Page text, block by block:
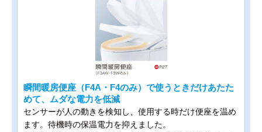
瞬間暖房便座（F4A・F4のみ）で使うときだけあたた
めて、ムダな電力を低減
センサーが人の動きを検知し、使用する時だけ便座を温め
ます。待機時の保温電力を抑えました。